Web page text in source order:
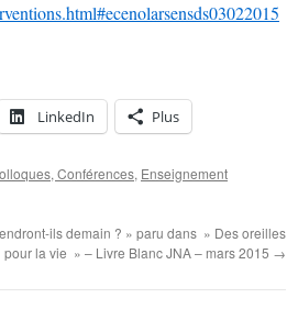
LinkedIn Plus
Conférences, Enseignement
ils demain ? » paru dans » Des oreilles
pour la vie » – Livre Blanc JNA – mars 2015 →